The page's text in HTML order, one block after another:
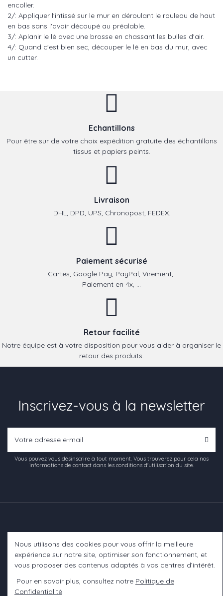
encoller.
2/: Appliquer l'intissé sur le mur en déroulant le rouleau de haut
en bas sans l'avoir découpé au préalable.
3/: Aplanir le lé avec une brosse en chassant les bulles d'air.
4/: Quand c'est bien sec, découper le lé en bas du mur, avec
un cutter.
Echantillons
Pour être sur de votre choix expédition gratuite des échantillons
tissus et papiers peints.
Livraison
DHL, DPD, UPS, Chronopost, FEDEX.
Paiement sécurisé
Cartes, Google Pay, PayPal, Virement,
Paiement en 4x, ...
Retour facilité
Notre équipe est à votre disposition pour vous aider à organiser le
retour des produits.
Inscrivez-vous à la newsletter
Vous pouvez vous désinscrire à tout moment. Vous trouverez pour cela nos
informations de contact dans les conditions d'utilisation du site.
Informations
Nous utilisons des cookies pour vous offrir la meilleure
expérience sur notre site, optimiser son fonctionnement, et
vous proposer des contenus adaptés à vos centres d’intérêt.
Pour en savoir plus, consultez notre Politique de
Confidentialité.